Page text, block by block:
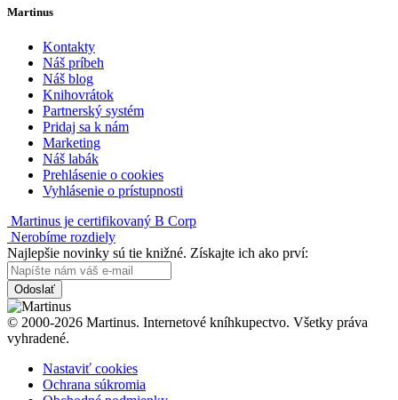
Martinus
Kontakty
Náš príbeh
Náš blog
Knihovrátok
Partnerský systém
Pridaj sa k nám
Marketing
Náš labák
Prehlásenie o cookies
Vyhlásenie o prístupnosti
Martinus je certifikovaný B Corp
Nerobíme rozdiely
Najlepšie novinky sú tie knižné. Získajte ich ako prví:
Odoslať
© 2000-2026 Martinus. Internetové kníhkupectvo. Všetky práva
vyhradené.
Nastaviť cookies
Ochrana súkromia